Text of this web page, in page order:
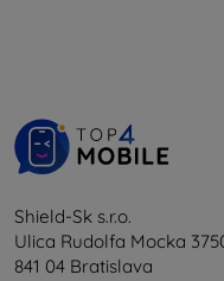
Shield-Sk s.r.o.
Ulica Rudolfa Mocka
841 04 Bratislava